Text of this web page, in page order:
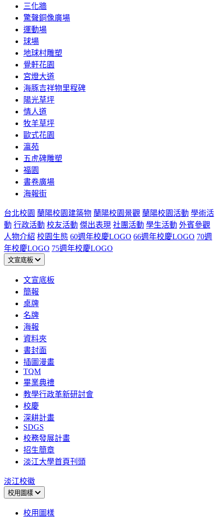
三化牆
驚聲銅像廣場
運動場
球場
地球村雕塑
覺軒花園
宮燈大道
海豚吉祥物里程碑
陽光草坪
情人道
牧羊草坪
歐式花園
瀛苑
五虎碑雕塑
福園
書卷廣場
海報街
台北校園 蘭陽校園建築物 蘭陽校園景觀 蘭陽校園活動 學術活
動 行政活動 校友活動 傑出表現 社團活動 學生活動 外賓參觀
人物介紹 校園生態 60週年校慶LOGO 66週年校慶LOGO 70週
年校慶LOGO 75週年校慶LOGO
文宣底板
文宣底板
簡報
桌牌
名牌
海報
資料夾
書封面
插圖漫畫
TQM
畢業典禮
教學行政革新研討會
校慶
深耕計畫
SDGS
校務發展計畫
招生簡章
淡江大學首頁刊頭
淡江校徽
校用圖樣
校用圖樣